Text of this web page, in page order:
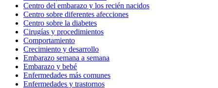
Centro del embarazo y los recién nacidos
Centro sobre diferentes afecciones
Centro sobre la diabetes
Cirugías y procedimientos
Comportamiento
Crecimiento y desarrollo
Embarazo semana a semana
Embarazo y bebé
Enfermedades más comunes
Enfermedades y trastornos